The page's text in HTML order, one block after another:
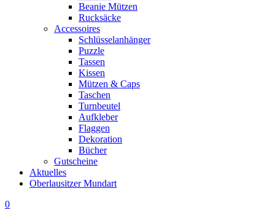
Beanie Mützen
Rucksäcke
Accessoires
Schlüsselanhänger
Puzzle
Tassen
Kissen
Mützen & Caps
Taschen
Turnbeutel
Aufkleber
Flaggen
Dekoration
Bücher
Gutscheine
Aktuelles
Oberlausitzer Mundart
0